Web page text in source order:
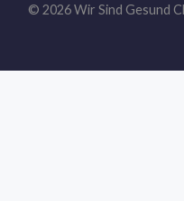
© 2026 Wir Sind Gesund